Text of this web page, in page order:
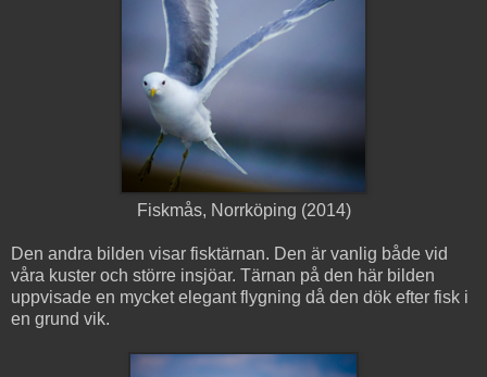
Fiskmås, Norrköping (2014)
Den andra bilden visar fisktärnan. Den är vanlig både vid
våra kuster och större insjöar. Tärnan på den här bilden
uppvisade en mycket elegant flygning då den dök efter fisk i
en grund vik.